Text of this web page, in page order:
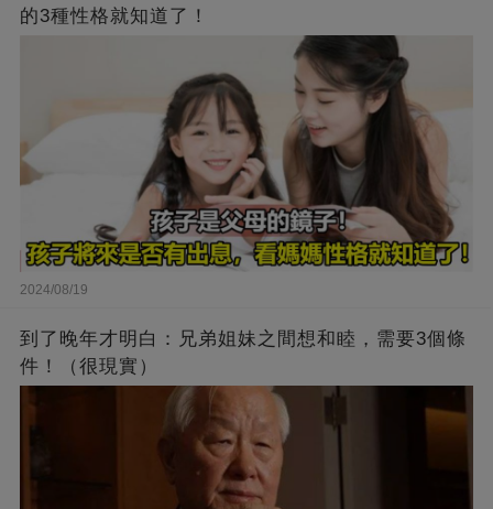
的3種性格就知道了！
2024/08/19
到了晚年才明白：兄弟姐妹之間想和睦，需要3個條
件！（很現實）